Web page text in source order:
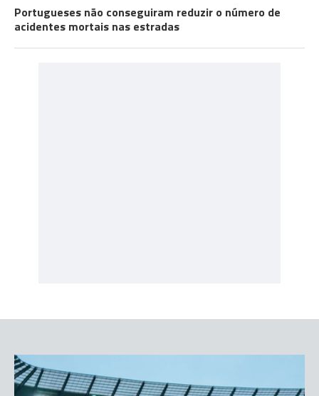
Portugueses não conseguiram reduzir o número de
acidentes mortais nas estradas